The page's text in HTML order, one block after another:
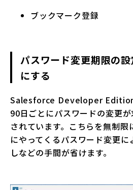
ブックマーク登録
パスワード変更期限の
にする
Salesforce Developer Edition
90日ごとにパスワードの変更
されています。こちらを無制限
にやってくるパスワード変更
しなどの手間が省けます。